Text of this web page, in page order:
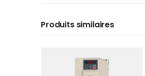
Produits similaires